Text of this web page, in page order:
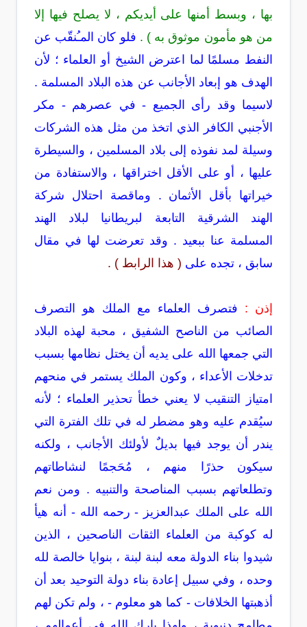
بها ، وبسط أمنها على أيديكم ، لا يصلح فيها إلا
من هو مأمون موثوق به ) . فلو كان المـُنقّب عن
النفط مسلمًا لما اعترض الشيخ أو العلماء ؛ لأن
الهدف هو إبعاد الأجانب عن هذه البلاد المسلمة .
لاسيما وقد رأى الجميع - في عصرهم - مكر
الأجنبي الكافر الذي اتخذ من مثل هذه الشركات
وسيلة لمد نفوذه إلى بلاد المسلمين ، والسيطرة
عليها ، أو على الأقل اختراقها ، والاستفادة من
خيراتها بأقل الأثمان . وماقصة احتلال شركة
الهند الشرقية التابعة لبريطانيا لبلاد الهند
المسلمة عنا ببعيد . وقد تعرضت لها في مقال
سابق ، تجده على ( هذا الرابط ) .
إذن : فتصرف العلماء مع الملك هو التصرف
الصائب من الناصح الشفيق ، محبة لهذه البلاد
التي جمعها الله على يديه أن يختل نظامها بسبب
تدخلات الأعداء ، وكون الملك يستمر في منحهم
امتياز التنقيب لا يعني خطأ تحذير العلماء ؛ لأنه
سيُقدم عليه وهو مضطر له في تلك الفترة التي
يندر أن يوجد فيها بديلٌ لأولئك الأجانب ، ولكنه
سيكون حذرًا منهم ، مُحَجمًا لنشاطاتهم
وتطلعاتهم بسبب المناصحة والتنبيه . ومن نعم
الله على الملك عبدالعزيز - رحمه الله - أنه هيأ
له كوكبة من العلماء الثقات الناصحين ، الذين
شيدوا بناء الدولة معه لبنة لبنة ، بنوايا خالصة لله
وحده ، وفي سبيل إعادة بناء دولة التوحيد بعد أن
أذهبتها الخلافات - كما هو معلوم - ، ولم تكن لهم